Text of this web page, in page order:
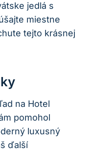
jedlá s
miestne
tejto krásnej
na Hotel
pomohol
luxusný
ďalší